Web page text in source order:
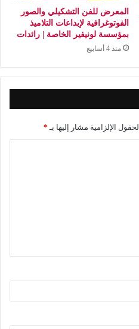
المعرض للفن التشكيلي والصور
الفوتوغرافية لإبداعات التلاميذ
بمؤسسة لونيفير الخاصة | رائدات
منذ 4 أسابيع
الحقول الإلزامية مشار إليها بـ *